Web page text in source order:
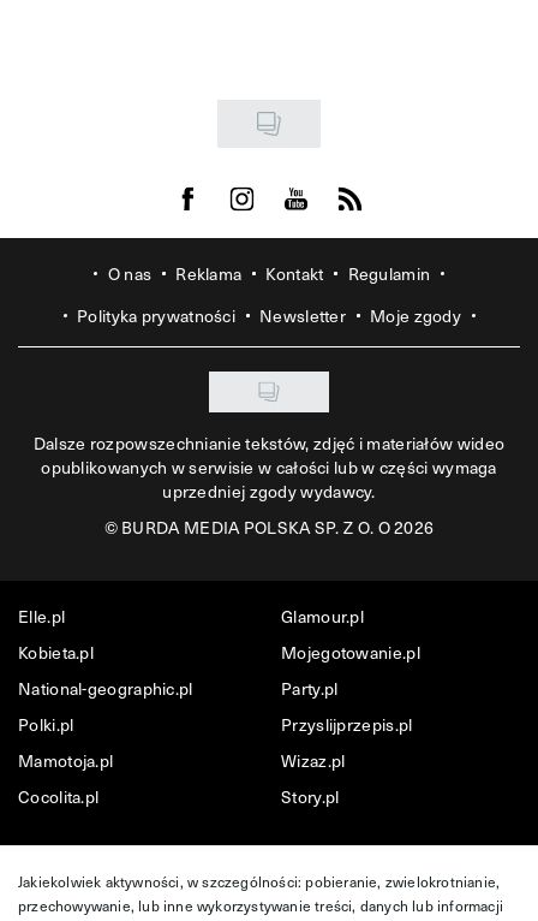
Visit us on Facebook
Visit us on Instagram
Visit us on Youtube
Visit us on Rss
O nas Reklama Kontakt
Regulamin
Polityka prywatności
Newsletter Moje zgody
Dalsze rozpowszechnianie tekstów, zdjęć i materiałów wideo
opublikowanych w serwisie w całości lub w części wymaga
uprzedniej zgody wydawcy.
©BURDA MEDIA POLSKA SP. Z O. O 2026
Elle.pl
Glamour.pl
Kobieta.pl
Mojegotowanie.pl
National-geographic.pl
Party.pl
Polki.pl
Przyslijprzepis.pl
Mamotoja.pl
Wizaz.pl
Cocolita.pl
Story.pl
Jakiekolwiek aktywności, w szczególności: pobieranie, zwielokrotnianie,
przechowywanie, lub inne wykorzystywanie treści, danych lub informacji